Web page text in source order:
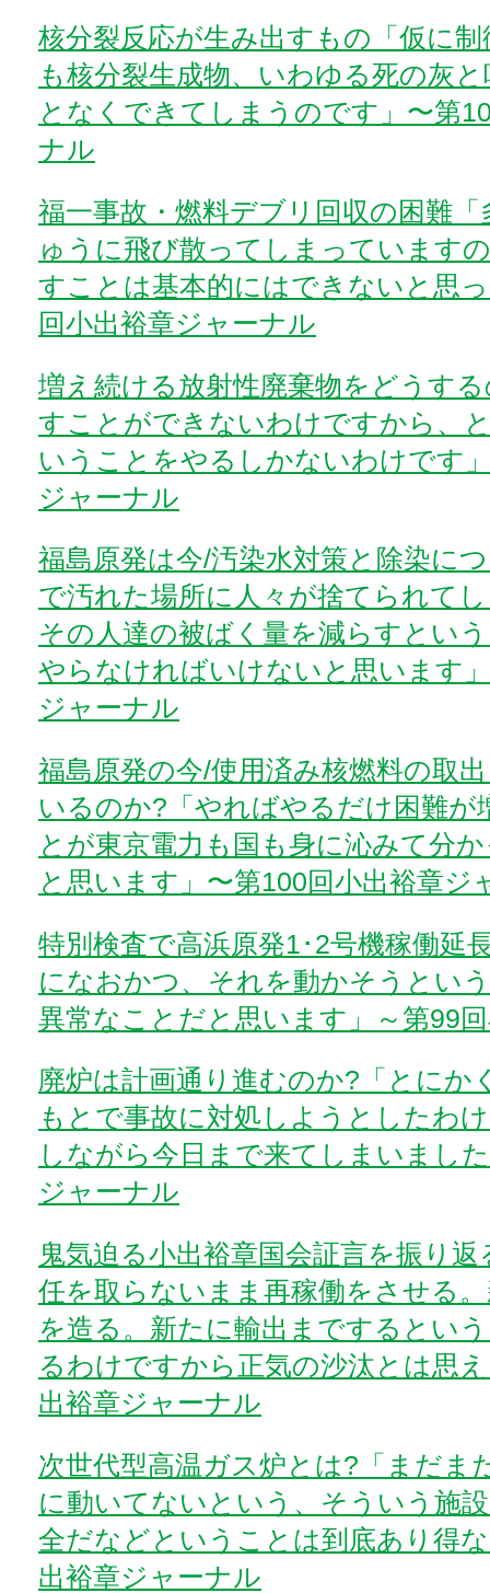
核分裂反応が生み出すもの「仮に
も核分裂生成物、いわゆる死の灰
となくできてしまうのです」〜第
ナル
福一事故・燃料デブリ回収の困難
ゅうに飛び散ってしまっています
すことは基本的にはできないと思
回小出裕章ジャーナル
増え続ける放射性廃棄物をどうす
すことができないわけですから、
いうことをやるしかないわけです
ジャーナル
福島原発は今/汚染水対策と除染に
で汚れた場所に人々が捨てられて
その人達の被ばく量を減らすとい
やらなければいけないと思います
ジャーナル
福島原発の今/使用済み核燃料の取
いるのか?「やればやるだけ困難が
とが東京電力も国も身に沁みて分
と思います」〜第100回小出裕章ジ
特別検査で高浜原発1･2号機稼働延
になおかつ、それを動かそうとい
異常なことだと思います」～第99
廃炉は計画通り進むのか?「とにか
もとで事故に対処しようとしたわ
しながら今日まで来てしまいまし
ジャーナル
鬼気迫る小出裕章国会証言を振り
任を取らないまま再稼働をさせる
を造る。新たに輸出までするとい
るわけですから正気の沙汰とは思
出裕章ジャーナル
次世代型高温ガス炉とは?「まだま
に動いてないという、そういう施
全だなどということは到底あり得
出裕章ジャーナル